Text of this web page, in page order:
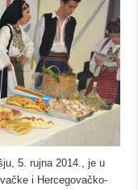
5. rujna 2014., je u
i Hercegovačko-